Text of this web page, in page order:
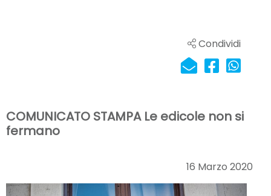
Condividi
COMUNICATO STAMPA Le edicole non si
fermano
16 Marzo 2020